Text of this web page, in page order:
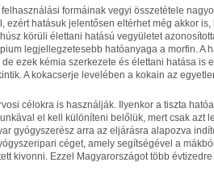
formáinak vegyi összetétele
ezért hatásuk jelentősen eltérhet még akkor is,
körüli élettani hatású vegyületet
legjellegzetesebb hatóanyaga a morfin. A
ezek kémia szerkezete és élettani hatása is
A kokacserje levelében a kokain az
célokra is használják. Ilyenkor a tiszta
el kell különíteni belőlük, mert csak azt
gyógyszerész arra az eljárásra alapozva
céget, amely segítségével a
kivonni. Ezzel Magyarországot több